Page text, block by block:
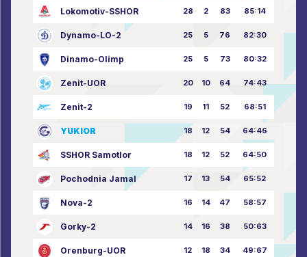
Lokomotiv-SSHOR 28 2 83 85:14
Dynamo-LO-2 25 5 76 82:30
Dinamo-Olimp 25 5 73 80:32
Zenit-UOR 20 10 64 74:43
Zenit-2 19 11 52 68:51
YUKIOR 18 12 54 64:46
SSHOR Samotlor 18 12 52 64:50
Pochodnia Jamal 17 13 54 65:52
Nova-2 16 14 47 58:57
Gorky-2 14 16 38 50:63
Orenburg-UOR 12 18 34 49:67